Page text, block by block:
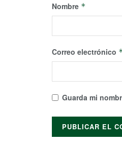
Nombre *
Correo electrónico
Guarda mi